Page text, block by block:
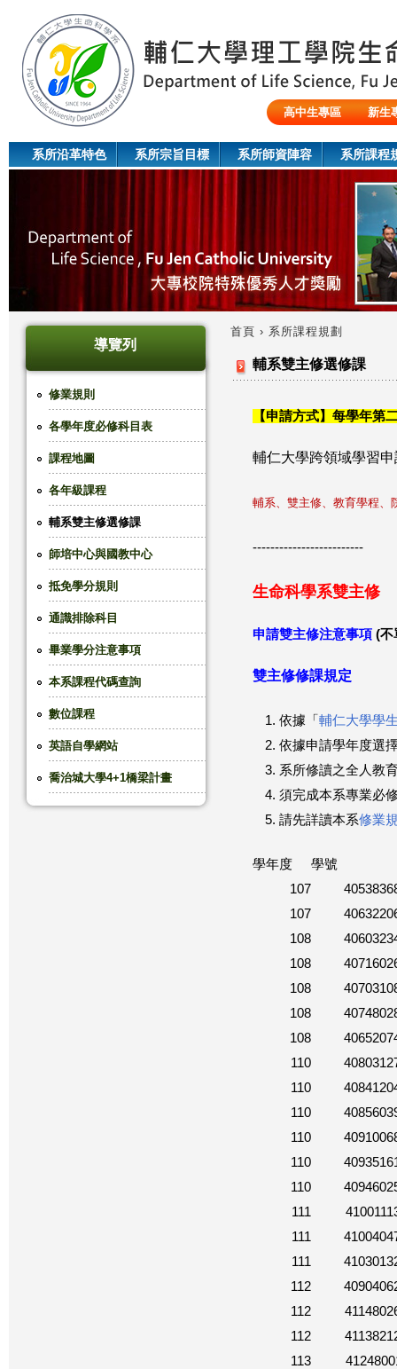
高中生專區
新生
系所沿革特色 系所宗旨目標 系所師資陣容 系所課程
導覽列
修業規則
各學年度必修科目表
課程地圖
各年級課程
輔系雙主修選修課
師培中心與國教中心
抵免學分規則
通識排除科目
畢業學分注意事項
本系課程代碼查詢
數位課程
英語自學網站
喬治城大學4+1橋梁計畫
您
首頁 › 系所課程規劃
輔系雙主修選修課
【申請方式】每學年第
輔仁大學跨領域學習
輔系、雙主修、教育學程、
-------------------------
生命科學系雙主修
申請雙主修注意事項 (不
雙主修修課規定
依據「 輔仁大學學
依據申請學年度選
系所修讀之全人教
須完成本系專業必
請先詳讀本系修業
學年度
學號
107
107
108
108
108
108
108
110
110
110
110
110
110
111
111
111
112
112
112
113